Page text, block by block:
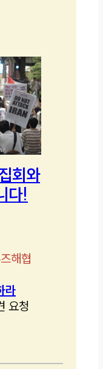
회와
다!
해협
라
요청